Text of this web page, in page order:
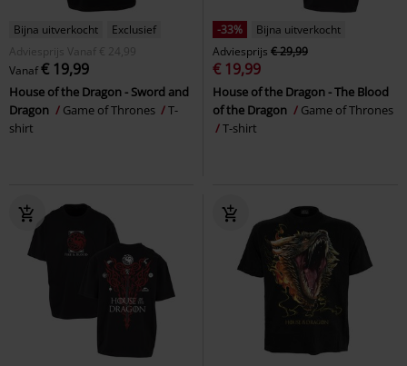
Bijna uitverkocht
Exclusief
Adviesprijs
Vanaf € 24,99
Vanaf€ 19,99
House of the Dragon - Sword and
Dragon
Game of Thrones
T-
shirt
-33%
Bijna uitverkocht
Adviesprijs € 29,99
€ 19,99
House of the Dragon - The Blood
of the Dragon
Game of Thrones
T-shirt